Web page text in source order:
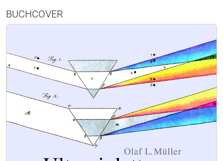
BUCHCOVER